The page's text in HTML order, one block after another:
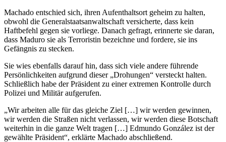
Machado entschied sich, ihren Aufenthaltsort geheim zu halten,
obwohl die Generalstaatsanwaltschaft versicherte, dass kein
Haftbefehl gegen sie vorliege. Danach gefragt, erinnerte sie daran,
dass Maduro sie als Terroristin bezeichne und fordere, sie ins
Gefängnis zu stecken.
Sie wies ebenfalls darauf hin, dass sich viele andere führende
Persönlichkeiten aufgrund dieser „Drohungen“ versteckt halten.
Schließlich habe der Präsident zu einer extremen Kontrolle durch
Polizei und Militär aufgerufen.
„Wir arbeiten alle für das gleiche Ziel […] wir werden gewinnen,
wir werden die Straßen nicht verlassen, wir werden diese Botschaft
weiterhin in die ganze Welt tragen […] Edmundo González ist der
gewählte Präsident“, erklärte Machado abschließend.